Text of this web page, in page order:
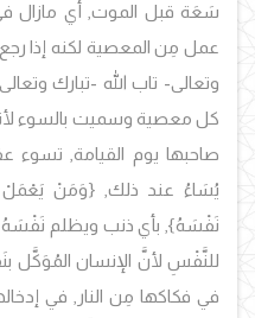
سَعَة قبل الموت, أي مازال
عمل مِن المعصية لكنه إذا
وتعالى- تاب الله -تبارك
كل معصية وسميت بالسوء
صاحبها يوم القيامة, تسوء
يُسَاءُ عند ذلك, {وَمَنْ يَعْمَلْ
نَفْسَهُ}, بأي ذنب ويظلم
للنَّفْسِ لأنَّ الإنسان المُوَكَّل
في فكاكها مِن النار, في